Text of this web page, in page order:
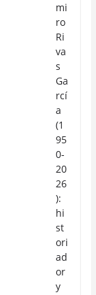
mi
ro
Ri
va
s
Ga
rcí
a
(1
95
0-
20
26
):
hi
st
ori
ad
or
y